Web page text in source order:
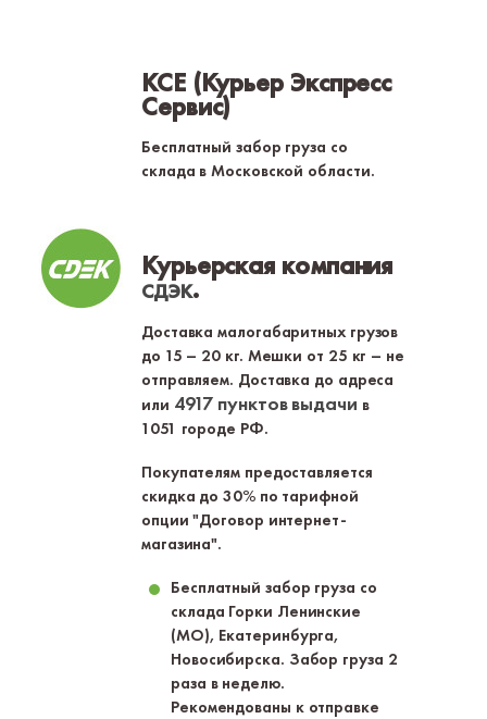
КСЕ (Курьер Экспресс
Сервис)
Бесплатный забор груза со
склада в Московской области.
Курьерская компания
СДЭК.
Доставка малогабаритных грузов
до 15 – 20 кг. Мешки от 25 кг – не
отправляем. Доставка до адреса
или 4917 пунктов выдачи в
1051 городе РФ.
Покупателям предоставляется
скидка до 30% по тарифной
опции "Договор интернет-
магазина".
Бесплатный забор груза со
склада Горки Ленинские
(МО), Екатеринбурга,
Новосибирска. Забор груза 2
раза в неделю.
Рекомендованы к отправке